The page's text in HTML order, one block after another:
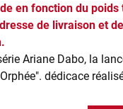
en fonction du poids
de livraison et
Ariane Dabo, la
dédicace